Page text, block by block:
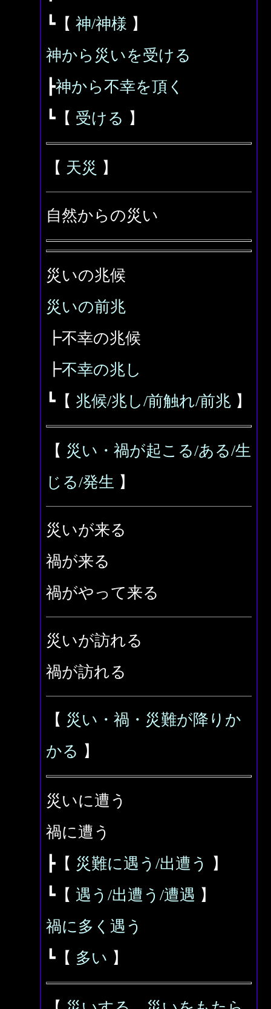
┗【 神/神様 】
神から災いを受ける
┣神から不幸を頂く
┗【 受ける 】
【 天災 】
自然からの災い
災いの兆候
災いの前兆
┣不幸の兆候
┣不幸の兆し
┗【 兆候/兆し/前触れ/前兆 】
【 災い・禍が起こる/ある/生
じる/発生 】
災いが来る
禍が来る
禍がやって来る
災いが訪れる
禍が訪れる
【 災い・禍・災難が降りか
かる 】
災いに遭う
禍に遭う
┣【 災難に遇う/出遭う
】
┗【 遇う/出遭う/遭遇 】
禍に多く遇う
┗【 多い 】